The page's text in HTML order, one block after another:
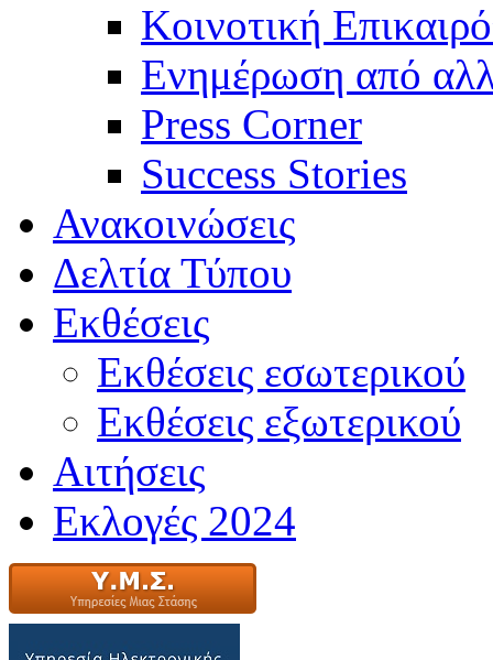
Κοινοτική
Ενημέρωση από
Press Corner
Success Stories
Ανακοινώσεις
Δελτία Τύπου
Εκθέσεις
Εκθέσεις εσωτερικού
Εκθέσεις εξωτερικού
Αιτήσεις
Εκλογές 2024